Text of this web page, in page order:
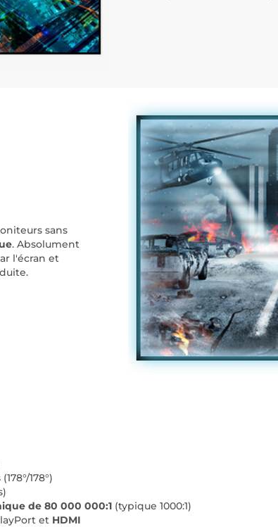
sans
. Absolument
l'écran et
178°)
de 80 000 000:1 (typique 1000:1)
et HDMI